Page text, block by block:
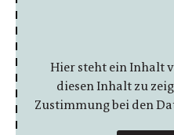
Hier steht ein Inhalt
diesen Inhalt zu
Zustimmung bei den